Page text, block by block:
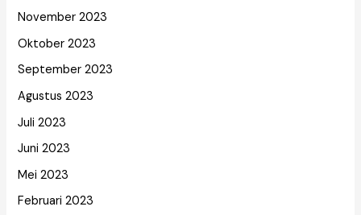
November 2023
Oktober 2023
September 2023
Agustus 2023
Juli 2023
Juni 2023
Mei 2023
Februari 2023